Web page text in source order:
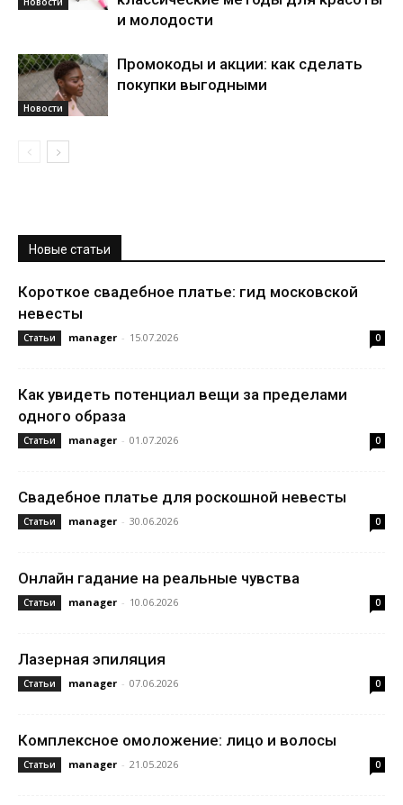
и молодости
Новости
Промокоды и акции: как сделать
покупки выгодными
Новые статьи
Короткое свадебное платье: гид московской
невесты
Статьи manager - 15.07.2026 0
Как увидеть потенциал вещи за пределами
одного образа
Статьи manager - 01.07.2026 0
Свадебное платье для роскошной невесты
Статьи manager - 30.06.2026 0
Онлайн гадание на реальные чувства
Статьи manager - 10.06.2026 0
Лазерная эпиляция
Статьи manager - 07.06.2026 0
Комплексное омоложение: лицо и волосы
Статьи manager - 21.05.2026 0